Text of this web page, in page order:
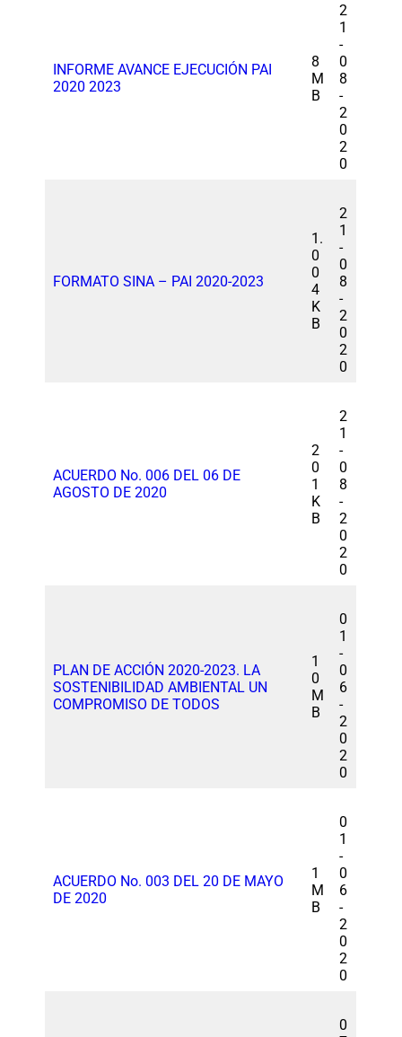
INFORME AVANCE EJECUCIÓN PAI
2020 2023
8
M
B
2
1
-
0
8
-
2
0
2
0
FORMATO SINA – PAI 2020-2023
1.
0
0
4
K
B
2
1
-
0
8
-
2
0
2
0
ACUERDO No. 006 DEL 06 DE
AGOSTO DE 2020
2
0
1
K
B
2
1
-
0
8
-
2
0
2
0
PLAN DE ACCIÓN 2020-2023. LA
SOSTENIBILIDAD AMBIENTAL UN
COMPROMISO DE TODOS
1
0
M
B
0
1
-
0
6
-
2
0
2
0
ACUERDO No. 003 DEL 20 DE MAYO
DE 2020
1
M
B
0
1
-
0
6
-
2
0
2
0
0